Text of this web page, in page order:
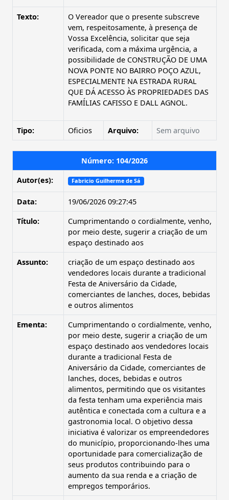
Texto:
O Vereador que o presente subscreve
vem, respeitosamente, à presença de
Vossa Excelência, solicitar que seja
verificada, com a máxima urgência, a
possibilidade de CONSTRUÇÃO DE UMA
NOVA PONTE NO BAIRRO POÇO AZUL,
ESPECIALMENTE NA ESTRADA RURAL
QUE DÁ ACESSO ÀS PROPRIEDADES DAS
FAMÍLIAS CAFISSO E DALL AGNOL.
Tipo: Oficios Arquivo: Sem arquivo
Número: 104/2026
Autor(es):
Fabricio Guilherme de Sá
Data:
19/06/2026 09:27:45
Título:
Cumprimentando o cordialmente, venho,
por meio deste, sugerir a criação de um
espaço destinado aos
Assunto:
criação de um espaço destinado aos
vendedores locais durante a tradicional
Festa de Aniversário da Cidade,
comerciantes de lanches, doces, bebidas
e outros alimentos
Ementa:
Cumprimentando o cordialmente, venho,
por meio deste, sugerir a criação de um
espaço destinado aos vendedores locais
durante a tradicional Festa de
Aniversário da Cidade, comerciantes de
lanches, doces, bebidas e outros
alimentos, permitindo que os visitantes
da festa tenham uma experiência mais
autêntica e conectada com a cultura e a
gastronomia local. O objetivo dessa
iniciativa é valorizar os empreendedores
do município, proporcionando-lhes uma
oportunidade para comercialização de
seus produtos contribuindo para o
aumento da sua renda e a criação de
empregos temporários.